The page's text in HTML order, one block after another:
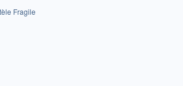
Fragile